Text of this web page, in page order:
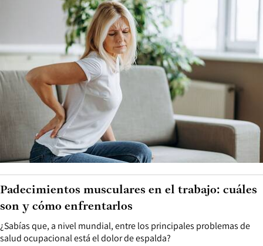
¿Sabías que, a nivel mundial, entre los principales problemas de
salud ocupacional está el dolor de espalda?
Padecimientos musculares en el trabajo: cuáles
son y cómo enfrentarlos